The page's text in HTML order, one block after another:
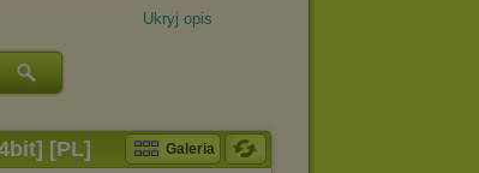
Ukryj opis
[PL] Galeria